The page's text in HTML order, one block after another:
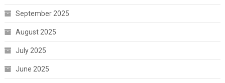
September 2025
August 2025
July 2025
June 2025